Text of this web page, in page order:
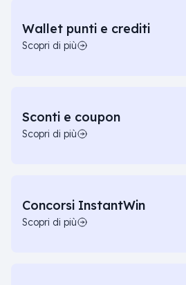
Wallet punti e crediti
Scopri di più
Sconti e coupon
Scopri di più
Concorsi InstantWin
Scopri di più